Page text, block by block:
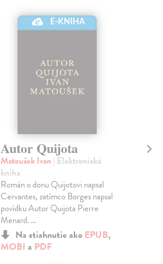
E-KNIHA
Autor Quijota
Matoušek Ivan | Elektronická
kniha
Román o donu Quijotovi napsal
Cervantes, zatímco Borges napsal
povídku Autor Quijota Pierre
Menard. ...
Na stiahnutie ako EPUB,
MOBI a PDF